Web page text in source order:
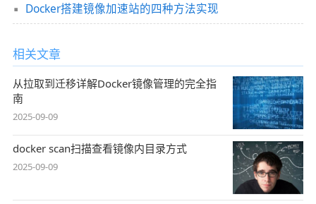
Docker搭建镜像加速站的四种方法实现
相关文章
从拉取到迁移详解Docker镜像管理的完全指
南
2025-09-09
docker scan扫描查看镜像内目录方式
2025-09-09